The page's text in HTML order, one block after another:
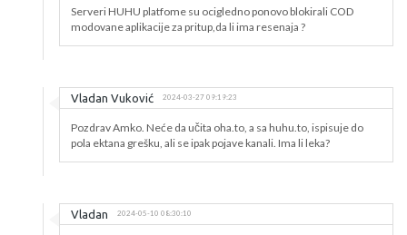
Serveri HUHU platfome su ocigledno ponovo blokirali COD
modovane aplikacije za pritup,da li ima resenaja ?
Vladan Vuković 2024-03-27 09:19:23
Pozdrav Amko. Neće da učita oha.to, a sa huhu.to, ispisuje do
pola ektana grešku, ali se ipak pojave kanali. Ima li leka?
Vladan 2024-05-10 08:30:10